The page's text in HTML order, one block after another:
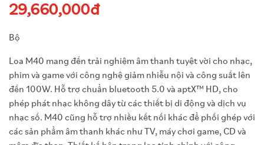
29,660,000đ
Bộ
Loa M40 mang đến trải nghiệm âm thanh tuyệt vời cho nhạc,
phim và game với công nghệ giảm nhiễu nội và công suất lên
đến 100W. Hỗ trợ chuẩn bluetooth 5.0 và aptX™ HD, cho
phép phát nhạc không dây từ các thiết bị di động và dịch vụ
nhạc số. M40 cũng hỗ trợ nhiều kết nối khác để phối ghép với
các sản phẩm âm thanh khác như TV, máy chơi game, CD và